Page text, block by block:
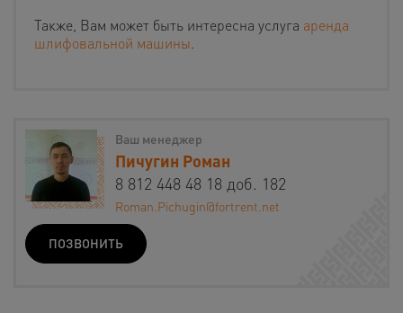
Также, Вам может быть интересна услуга аренда
шлифовальной машины.
Ваш менеджер
Пичугин Роман
8 812 448 48 18 доб. 182
Roman.Pichugin@fortrent.net
ПОЗВОНИТЬ